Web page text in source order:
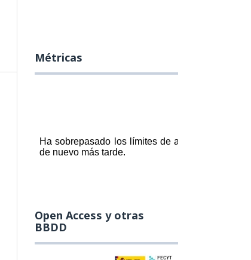
Métricas
Open Access y otras
BBDD